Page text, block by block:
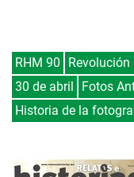
RHM 90
30 de abril
Fotos
Historia de la